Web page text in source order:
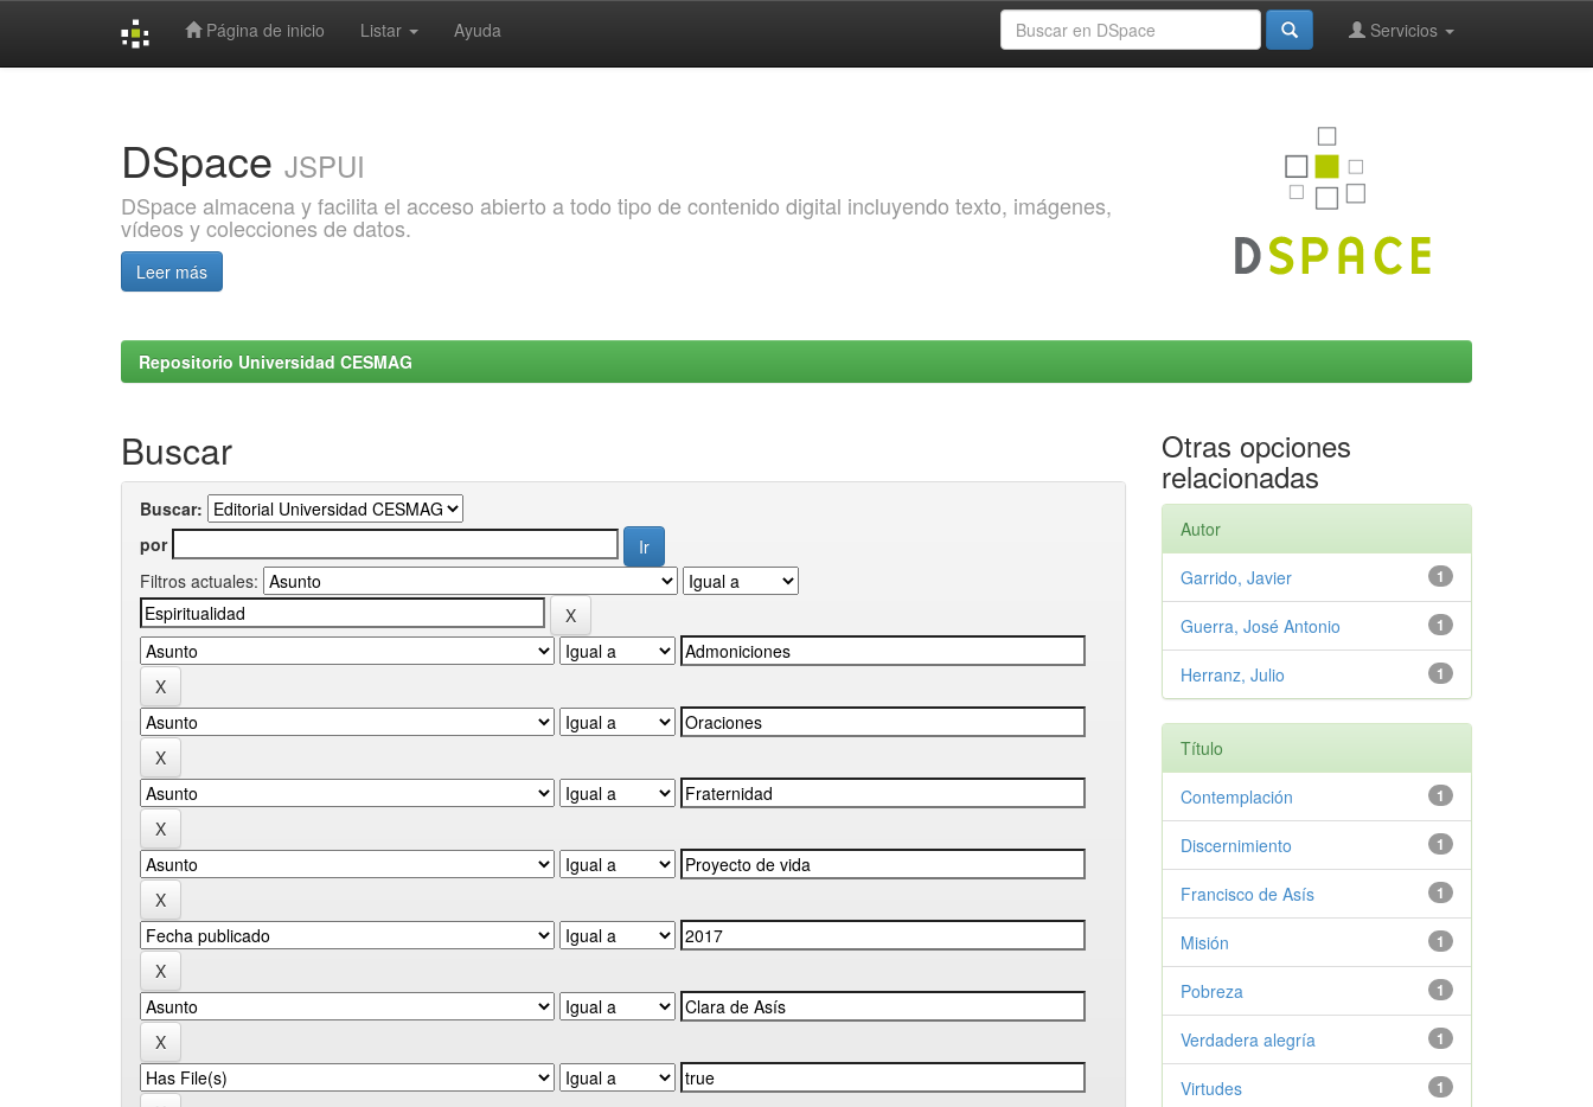
Página de inicio Listar Ayuda Servicios
DSpace JSPUI
DSpace almacena y facilita el acceso abierto a todo tipo de contenido digital incluyendo texto, imágenes,
vídeos y colecciones de datos.
Leer más
Repositorio Universidad CESMAG
Buscar
Buscar:
por
Filtros actuales:
Otras opciones
relacionadas
Autor
1
Garrido, Javier
1
Guerra, José Antonio
1
Herranz, Julio
Título
1
Contemplación
1
Discernimiento
1
Francisco de Asís
1
Misión
1
Pobreza
1
Verdadera alegría
1
Virtudes